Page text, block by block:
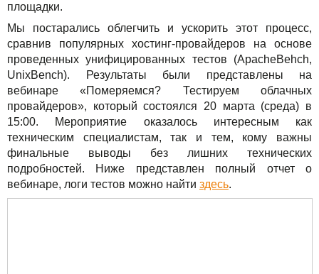
Авторская колонка
События
Праздники
Акции
площадки.
Мы постарались облегчить и ускорить этот процесс,
сравнив популярных хостинг-провайдеров на основе
проведенных унифицированных тестов (ApacheBehch,
UnixBench). Результаты были представлены на
вебинаре «Померяемся? Тестируем облачных
провайдеров», который состоялся 20 марта (среда) в
15:00. Мероприятие оказалось интересным как
техническим специалистам, так и тем, кому важны
финальные выводы без лишних технических
подробностей. Ниже представлен полный отчет о
вебинаре, логи тестов можно найти здесь.